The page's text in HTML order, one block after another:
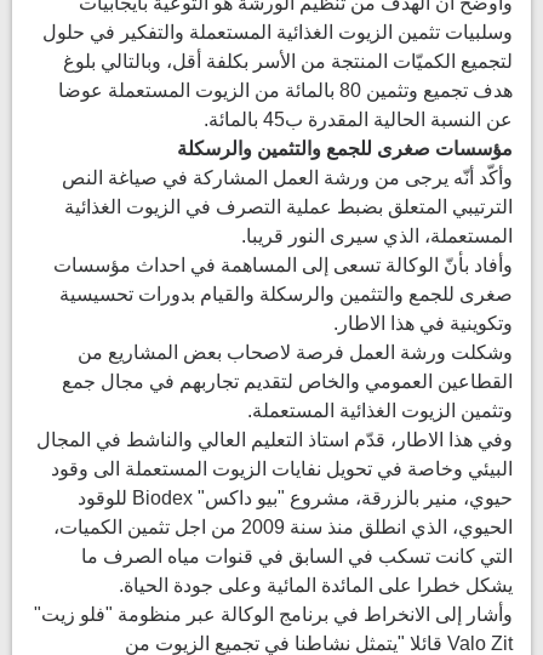
وسلبيات تثمين الزيوت الغذائية المستعملة والتفكير في حلول
لتجميع الكميّات المنتجة من الأسر بكلفة أقل، وبالتالي بلوغ
هدف تجميع وتثمين 80 بالمائة من الزيوت المستعملة عوضا
عن النسبة الحالية المقدرة ب45 بالمائة.
مؤسسات صغرى للجمع والتثمين والرسكلة
وأكّد أنّه يرجى من ورشة العمل المشاركة في صياغة النص
الترتيبي المتعلق بضبط عملية التصرف في الزيوت الغذائية
المستعملة، الذي سيرى النور قريبا.
وأفاد بأنّ الوكالة تسعى إلى المساهمة في احداث مؤسسات
صغرى للجمع والتثمين والرسكلة والقيام بدورات تحسيسية
وتكوينية في هذا الاطار.
وشكلت ورشة العمل فرصة لاصحاب بعض المشاريع من
القطاعين العمومي والخاص لتقديم تجاربهم في مجال جمع
وتثمين الزيوت الغذائية المستعملة.
وفي هذا الاطار، قدّم استاذ التعليم العالي والناشط في المجال
البيئي وخاصة في تحويل نفايات الزيوت المستعملة الى وقود
حيوي، منير بالزرقة، مشروع "بيو داكس" Biodex للوقود
الحيوي، الذي انطلق منذ سنة 2009 من اجل تثمين الكميات،
التي كانت تسكب في السابق في قنوات مياه الصرف ما
يشكل خطرا على المائدة المائية وعلى جودة الحياة.
وأشار إلى الانخراط في برنامج الوكالة عبر منظومة "فلو زيت"
Valo Zit قائلا "يتمثل نشاطنا في تجميع الزيوت من